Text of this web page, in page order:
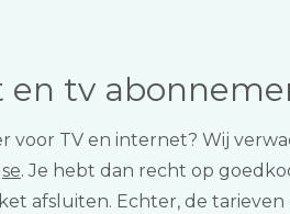
en tv
voor TV en internet? Wij
. Je hebt dan recht op
afsluiten. Echter, de